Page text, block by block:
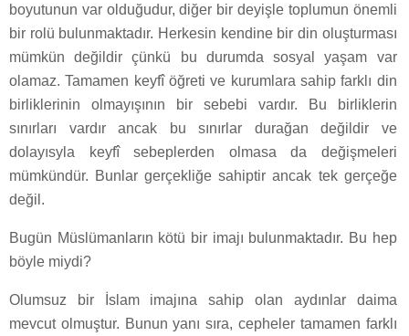
boyutunun var olduğudur, diğer bir deyişle toplumun önemli
bir rolü bulunmaktadır. Herkesin kendine bir din oluşturması
mümkün değildir çünkü bu durumda sosyal yaşam var
olamaz. Tamamen keyfî öğreti ve kurumlara sahip farklı din
birliklerinin olmayışının bir sebebi vardır. Bu birliklerin
sınırları vardır ancak bu sınırlar durağan değildir ve
dolayısyla keyfî sebeplerden olmasa da değişmeleri
mümkündür. Bunlar gerçekliğe sahiptir ancak tek gerçeğe
değil.
Bugün Müslümanların kötü bir imajı bulunmaktadır. Bu hep
böyle miydi?
Olumsuz bir İslam imajına sahip olan aydınlar daima
mevcut olmuştur. Bunun yanı sıra, cepheler tamamen farklı